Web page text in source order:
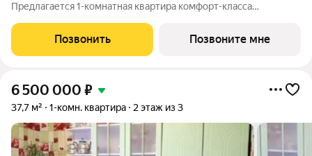
Предлагается 1-комнатная квартира комфорт-класса
на 14-м этаже, в жилом комплексе "Рябиновая Роща".Квартиры
без отделки. Доступность опции
Позвонить Позвоните мне
6 500 000 ₽
37,7 м² 1-комн. квартира 2 этаж из 3